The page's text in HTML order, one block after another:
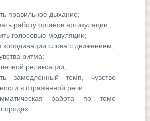
правильное дыхание;
работу органов артикуляции;
голосовые модуляции;
координации слова с движением;
ритма;
релаксации;
замедленный темп, чувство
в отражённой речи.
работа по теме